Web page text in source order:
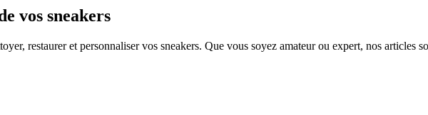
vos sneakers
restaurer et personnaliser vos sneakers. Que vous soyez amateur ou expert, nos articles